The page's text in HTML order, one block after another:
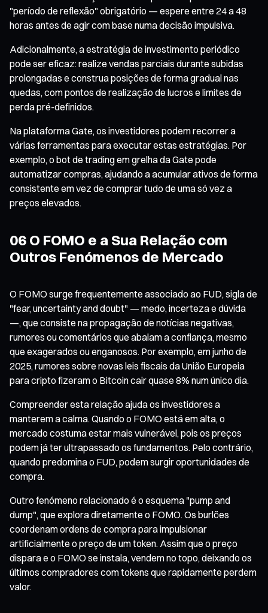
"período de reflexão" obrigatório — espere entre 24 a 48
horas antes de agir com base numa decisão impulsiva.
Adicionalmente, a estratégia de investimento periódico
pode ser eficaz: realize vendas parciais durante subidas
prolongadas e construa posições de forma gradual nas
quedas, com pontos de realização de lucros e limites de
perda pré-definidos.
Na plataforma Gate, os investidores podem recorrer a
várias ferramentas para executar estas estratégias. Por
exemplo, o bot de trading em grelha da Gate pode
automatizar compras, ajudando a acumular ativos de forma
consistente em vez de comprar tudo de uma só vez a
preços elevados.
06 O FOMO e a Sua Relação com
Outros Fenómenos de Mercado
O FOMO surge frequentemente associado ao FUD, sigla de
"fear, uncertainty and doubt" — medo, incerteza e dúvida
—, que consiste na propagação de notícias negativas,
rumores ou comentários que abalam a confiança, mesmo
que exagerados ou enganosos. Por exemplo, em junho de
2025, rumores sobre novas leis fiscais da União Europeia
para cripto fizeram o Bitcoin cair quase 8% num único dia.
Compreender esta relação ajuda os investidores a
manterem a calma. Quando o FOMO está em alta, o
mercado costuma estar mais vulnerável, pois os preços
podem já ter ultrapassado os fundamentos. Pelo contrário,
quando predomina o FUD, podem surgir oportunidades de
compra.
Outro fenómeno relacionado é o esquema "pump and
dump", que explora diretamente o FOMO. Os burlões
coordenam ordens de compra para impulsionar
artificialmente o preço de um token. Assim que o preço
dispara e o FOMO se instala, vendem no topo, deixando os
últimos compradores com tokens que rapidamente perdem
valor.